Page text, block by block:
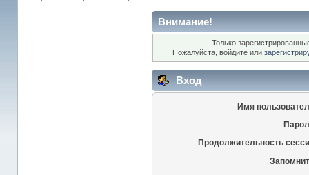
Внимание!
Только
Пожалуйста, войдите или
Вход
Имя
Продолжительность